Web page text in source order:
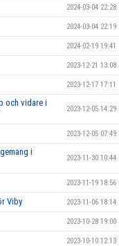
2024-03-04 22:28
2024-03-04 22:19
2024-02-19 19:41
2023-12-21 13:08
2023-12-17 17:11
och vidare i
2023-12-05 14:29
2023-12-05 07:49
i
2023-11-30 10:44
2023-11-19 18:56
Viby 2023-11-06 18:14
2023-10-28 19:00
2023-10-10 12:13